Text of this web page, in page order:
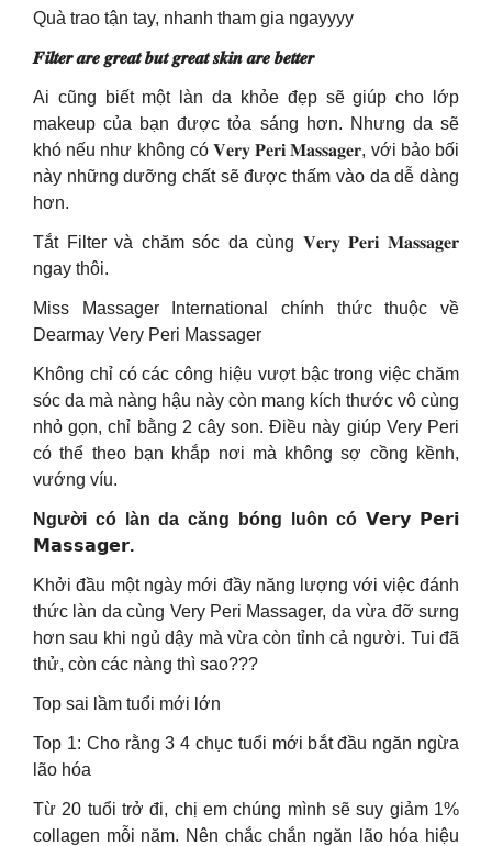
Quà trao tận tay, nhanh tham gia ngayyyy
𝑭𝒊𝒍𝒕𝒆𝒓 𝒂𝒓𝒆 𝒈𝒓𝒆𝒂𝒕 𝒃𝒖𝒕 𝒈𝒓𝒆𝒂𝒕 𝒔𝒌𝒊𝒏 𝒂𝒓𝒆 𝒃𝒆𝒕𝒕𝒆𝒓
Ai cũng biết một làn da khỏe đẹp sẽ giúp cho lớp
makeup của bạn được tỏa sáng hơn. Nhưng da sẽ
khó nếu như không có 𝐕𝐞𝐫𝐲 𝐏𝐞𝐫𝐢 𝐌𝐚𝐬𝐬𝐚𝐠𝐞𝐫, với bảo bối
này những dưỡng chất sẽ được thấm vào da dễ dàng
hơn.
Tắt Filter và chăm sóc da cùng 𝐕𝐞𝐫𝐲 𝐏𝐞𝐫𝐢 𝐌𝐚𝐬𝐬𝐚𝐠𝐞𝐫
ngay thôi.
Miss Massager International chính thức thuộc về
Dearmay Very Peri Massager
Không chỉ có các công hiệu vượt bậc trong việc chăm
sóc da mà nàng hậu này còn mang kích thước vô cùng
nhỏ gọn, chỉ bằng 2 cây son. Điều này giúp Very Peri
có thể theo bạn khắp nơi mà không sợ cồng kềnh,
vướng víu.
Người có làn da căng bóng luôn có 𝗩𝗲𝗿𝘆 𝗣𝗲𝗿𝗶
𝗠𝗮𝘀𝘀𝗮𝗴𝗲𝗿.
Khởi đầu một ngày mới đầy năng lượng với việc đánh
thức làn da cùng Very Peri Massager, da vừa đỡ sưng
hơn sau khi ngủ dậy mà vừa còn tỉnh cả người. Tui đã
thử, còn các nàng thì sao???
Top sai lầm tuổi mới lớn
Top 1: Cho rằng 3 4 chục tuổi mới bắt đầu ngăn ngừa
lão hóa
Từ 20 tuổi trở đi, chị em chúng mình sẽ suy giảm 1%
collagen mỗi năm. Nên chắc chắn ngăn lão hóa hiệu